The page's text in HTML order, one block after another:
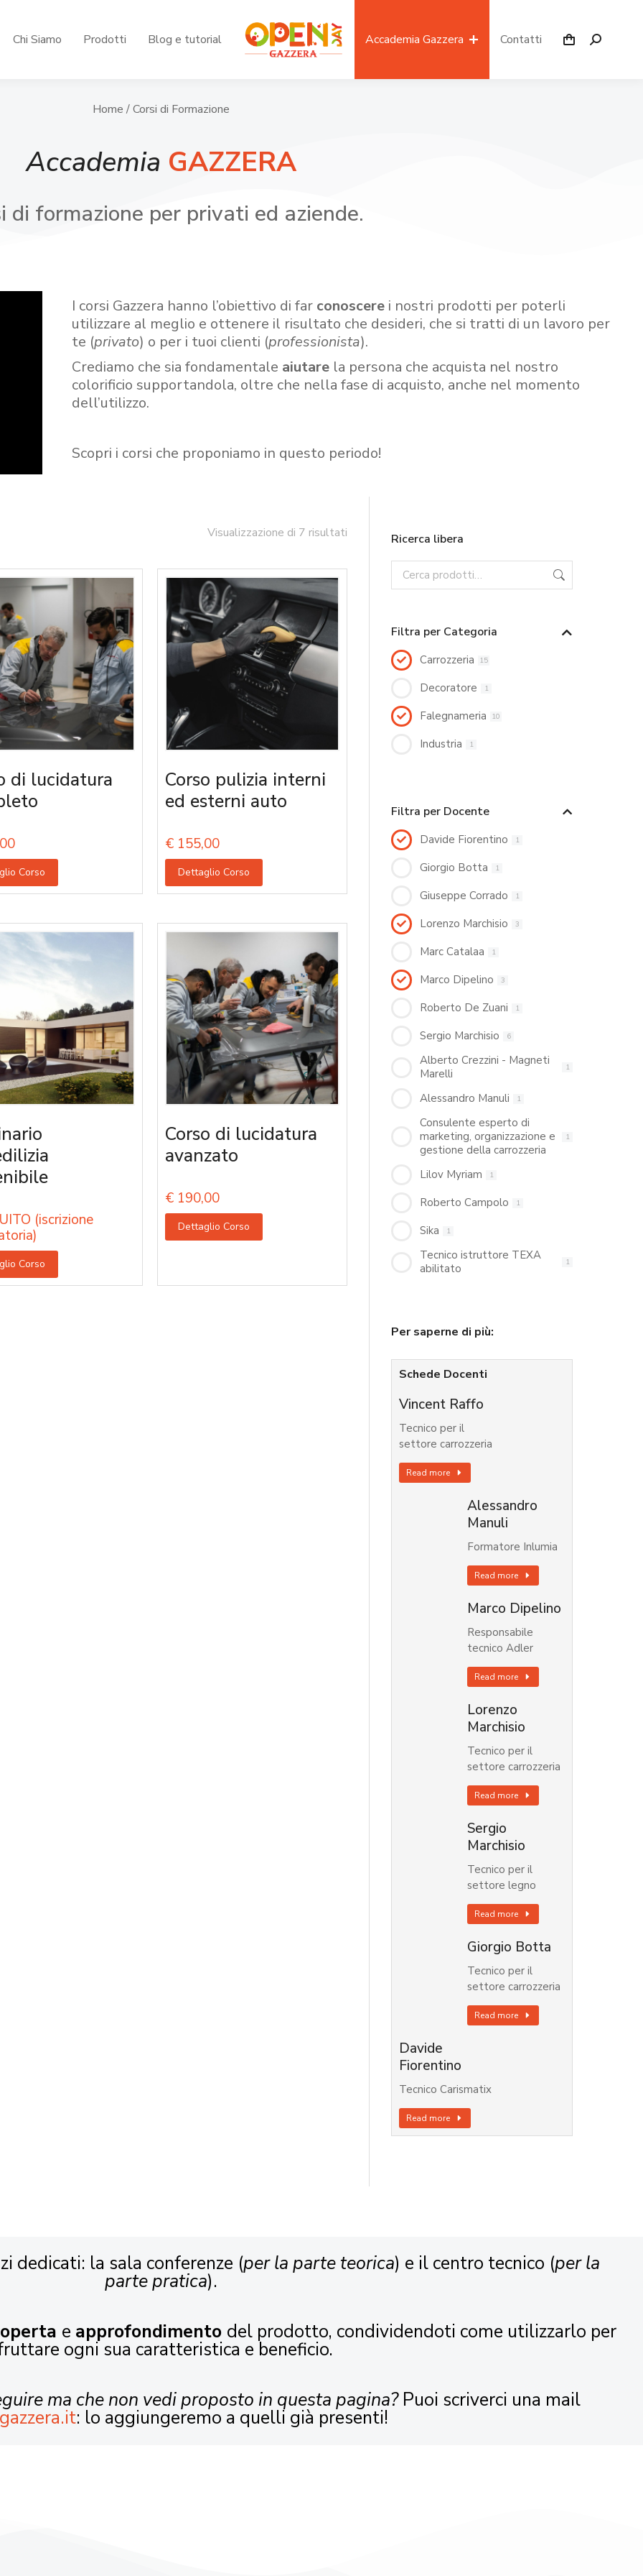
Chi Siamo Prodotti Blog e tutorial Accademia Gazzera Contatti
Home / Corsi di Formazione
Accademia GAZZERA
di formazione per privati ed aziende.
I corsi Gazzera hanno l’obiettivo di far conoscerei nostri prodotti per poterli
utilizzare al meglio e ottenere il risultato che desideri, che si tratti di un lavoro per
te (privato) o per i tuoi clienti (professionista).
Crediamo che sia fondamentale aiutare la persona che acquista nel nostro
colorificio supportandola, oltre che nella fase di acquisto, anche nel momento
dell’utilizzo.
Scopri i corsi che proponiamo in questo periodo!
Visualizzazione di 7 risultati
di lucidatura
Corso
Corso pulizia interni
ed esterni auto
€ 155,00
Dettaglio Corso
(iscrizione
Corso
Corso di lucidatura
avanzato
€ 190,00
Dettaglio Corso
Ricerca libera
Filtra per Categoria
Carrozzeria 15
Decoratore 1
Falegnameria 10
Industria 1
Filtra per Docente
Davide Fiorentino 1
Giorgio Botta 1
Giuseppe Corrado 1
Lorenzo Marchisio 3
Marc Catalaa 1
Marco Dipelino 3
Roberto De Zuani 1
Sergio Marchisio 6
Alberto Crezzini - Magneti
Marelli
1
Alessandro Manuli 1
Consulente esperto di
marketing, organizzazione e
gestione della carrozzeria
1
Lilov Myriam 1
Roberto Campolo 1
Sika 1
Tecnico istruttore TEXA
abilitato
1
Per saperne di più:
Schede Docenti
Vincent Raffo
Tecnico per il
settore carrozzeria
Read more
Alessandro
Manuli
Formatore Inlumia
Read more
Marco Dipelino
Responsabile
tecnico Adler
Read more
Lorenzo
Marchisio
Tecnico per il
settore carrozzeria
Read more
Sergio
Marchisio
Tecnico per il
settore legno
Read more
Giorgio Botta
Tecnico per il
settore carrozzeria
Read more
Davide
Fiorentino
Tecnico Carismatix
Read more
dedicati: la sala conferenze (per la parte teorica) e il centro tecnico (per la
parte pratica).
e approfondimento del prodotto, condividendoti come utilizzarlo per
ogni sua caratteristica e beneficio.
ma che non vedi proposto in questa pagina?Puoi scriverci una mail
: lo aggiungeremo a quelli già presenti!